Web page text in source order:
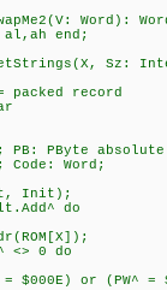
Word):
end;
Sz:
packed record
PB: PByte
Code: Word;
Init);
do
<> 0 do
or (PW^ =